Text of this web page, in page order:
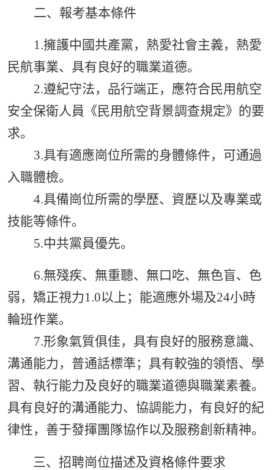
二、報考基本條件
1.擁護中國共產黨，熱愛社會主義，熱愛
民航事業、具有良好的職業道德。
2.遵紀守法，品行端正， 應符合民用航空
安全保衛人員《民用航空背景調查規定》的要
求。
3.具有適應崗位所需的身體條件，可通過
入職體檢。
4.具備崗位所需的學歷、資歷以及專業或
技能等條件。
5.中共黨員優先。
6.無殘疾、 無重聽、 無口吃、 無色盲、色
弱，矯正視力1.0以上； 能適應外場及24小時
輪班作業。
7.形象氣質俱佳，具有良好的服務意識、
溝通能力，普通話標準； 具有較強的領悟、學
習、執行能力及良好的職業道德與職業素養。
具有良好的溝通能力、協調能力，有良好的紀
律性，善于發揮團隊協作以及服務創新精神。
三、 招聘崗位描述及資格條件要求